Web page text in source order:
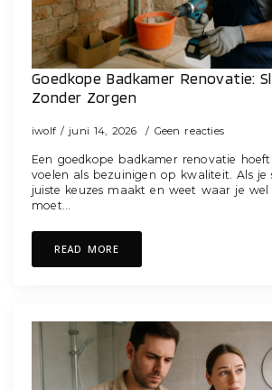
Goedkope Badkamer Renovatie:
Zonder Zorgen
iwolf juni 14, 2026 Geen reacties
Een goedkope badkamer renovatie
voelen als bezuinigen op kwaliteit. Als je
juiste keuzes maakt en weet waar je
moet…
READ MORE